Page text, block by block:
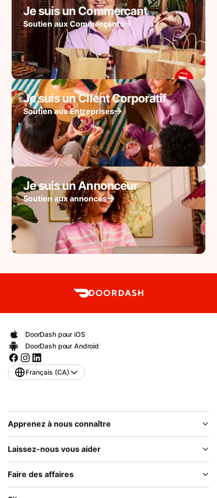
Je suis un Commerçant
Soutien aux Commerçants
Je suis un Client Corporatif
Soutien aux Entreprises
Je suis un Annonceur
Soutien aux annonces
DoorDash pour iOS
DoorDash pour Android
Français (CA)
Apprenez à nous connaître
Laissez-nous vous aider
Faire des affaires